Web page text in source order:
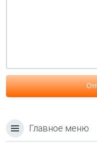
Главное меню